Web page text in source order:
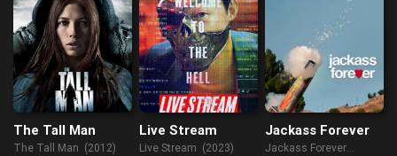
The Tall Man
The Tall Man (2012)
Live Stream
Live Stream (2023)
Jackass Forever
Jackass Forever